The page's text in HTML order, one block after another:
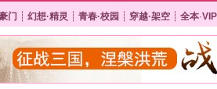
门 ┊ 幻想·精灵 ┊ 青春·校园 ┊ 穿越·架空 ┊ 全本·VIP